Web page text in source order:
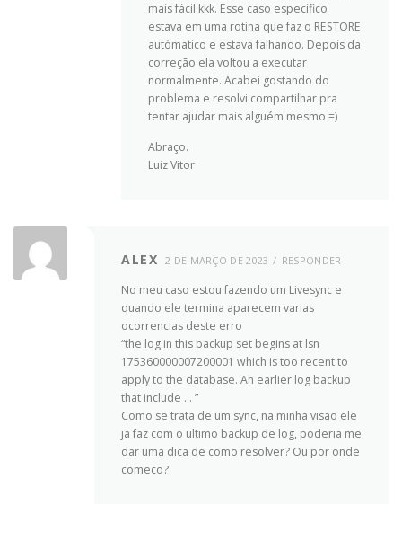
mais fácil kkk. Esse caso específico
estava em uma rotina que faz o RESTORE
autómatico e estava falhando. Depois da
correção ela voltou a executar
normalmente. Acabei gostando do
problema e resolvi compartilhar pra
tentar ajudar mais alguém mesmo =)
Abraço.
Luiz Vitor
ALEX 2 DE MARÇO DE 2023 RESPONDER
No meu caso estou fazendo um Livesync e
quando ele termina aparecem varias
ocorrencias deste erro
“the log in this backup set begins at lsn
175360000007200001 which is too recent to
apply to the database. An earlier log backup
that include … ”
Como se trata de um sync, na minha visao ele
ja faz com o ultimo backup de log, poderia me
dar uma dica de como resolver? Ou por onde
comeco?